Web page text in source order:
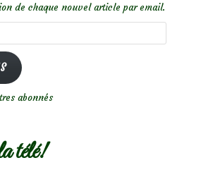
de chaque nouvel article par email.
abonnés
télé!